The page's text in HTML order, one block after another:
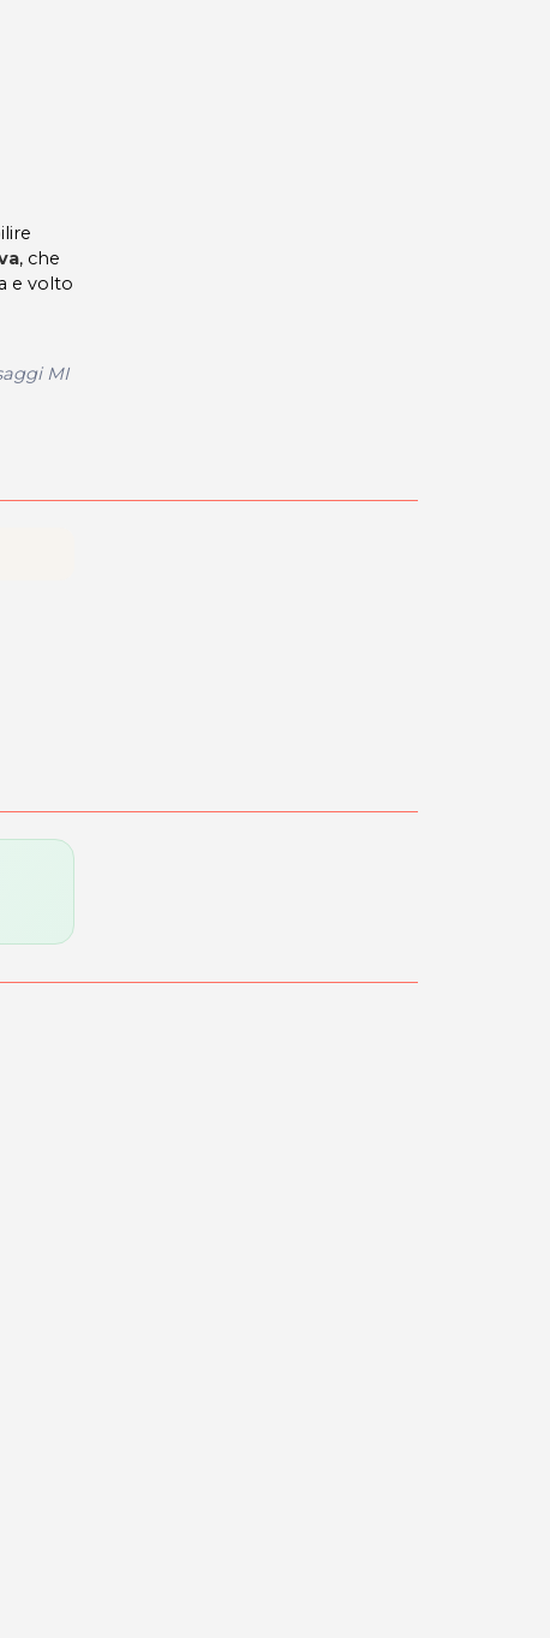
, che
e volto
MI